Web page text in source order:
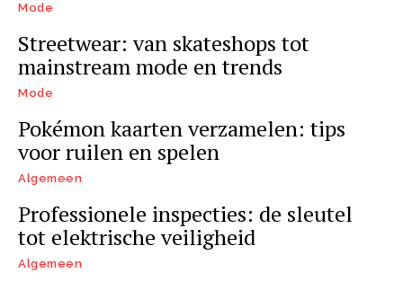
Mode
Streetwear: van skateshops tot
mainstream mode en trends
Mode
Pokémon kaarten verzamelen: tips
voor ruilen en spelen
Algemeen
Professionele inspecties: de sleutel
tot elektrische veiligheid
Algemeen